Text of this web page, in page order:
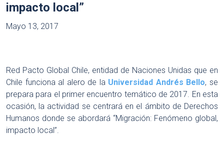
impacto local”
Mayo 13, 2017
Red Pacto Global Chile, entidad de Naciones Unidas que en
Chile funciona al alero de la Universidad Andrés Bello, se
prepara para el primer encuentro temático de 2017. En esta
ocasión, la actividad se centrará en el ámbito de Derechos
Humanos donde se abordará “Migración: Fenómeno global,
impacto local”.